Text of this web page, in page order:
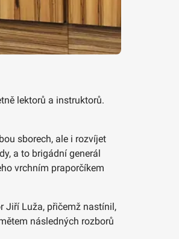
lektorů a instruktorů.
sborech, ale i rozvíjet
a to brigádní generál
vrchním praporčíkem
Jiří Luža, přičemž nastínil,
následných rozborů